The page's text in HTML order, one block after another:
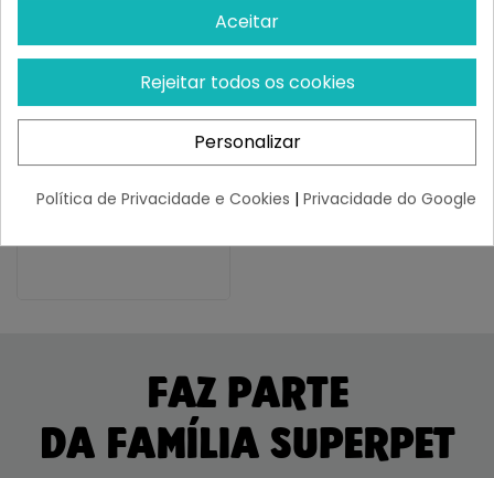
PHARMADIET
Hyaloral Plasma
¡Últimas produtos!
FAZ PARTE
DA FAMÍLIA SUPERPET
Aceitar
Rejeitar todos os cookies
Personalizar
Política de Privacidade e Cookies | Privacidade do Google